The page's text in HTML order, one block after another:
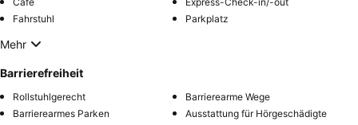
Fahrstuhl
Parkplatz
Mehr
Barrierefreiheit
Rollstuhlgerecht
Barrierearme Wege
Barrierearmes Parken
Ausstattung für Hörgeschädigte